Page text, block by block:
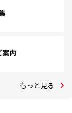
案内
もっと見る